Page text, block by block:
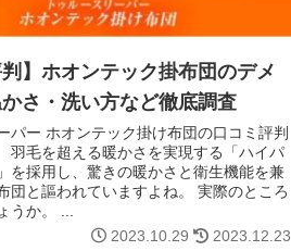
判】ホオンテック掛布団のデメ
さ・洗い方など徹底調査
パー ホオンテック掛け布団の口コミ評判
毛を超える暖かさを実現する「ハイパ
を採用し、驚きの暖かさと衛生機能を兼
団と謳われていますよね。 実際のところ
うか。 ...
2023.10.29
2023.12.23